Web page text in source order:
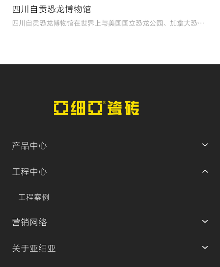
四川自贡恐龙博物馆
四川自贡恐龙博物馆在世界上与美国国立恐龙公园、加拿大恐龙
产品中心
工程中心
工程案例
营销网络
关于亚细亚